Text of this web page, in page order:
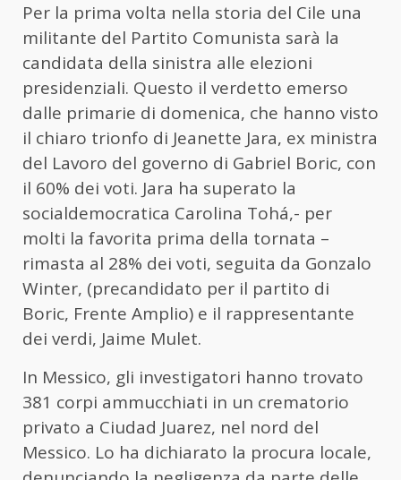
Per la prima volta nella storia del Cile una
militante del Partito Comunista sarà la
candidata della sinistra alle elezioni
presidenziali. Questo il verdetto emerso
dalle primarie di domenica, che hanno visto
il chiaro trionfo di Jeanette Jara, ex ministra
del Lavoro del governo di Gabriel Boric, con
il 60% dei voti. Jara ha superato la
socialdemocratica Carolina Tohá,- per
molti la favorita prima della tornata –
rimasta al 28% dei voti, seguita da Gonzalo
Winter, (precandidato per il partito di
Boric, Frente Amplio) e il rappresentante
dei verdi, Jaime Mulet.
In Messico, gli investigatori hanno trovato
381 corpi ammucchiati in un crematorio
privato a Ciudad Juarez, nel nord del
Messico. Lo ha dichiarato la procura locale,